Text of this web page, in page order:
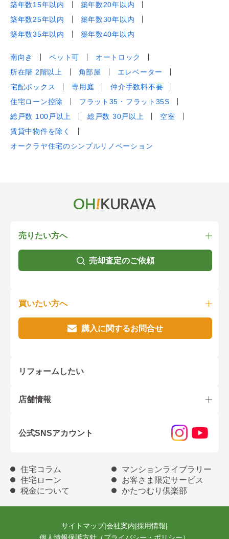
築年数15年以内
築年数20年以内
築年数25年以内
築年数30年以内
築年数35年以内
築年数40年以内
南向き ペット可
オートロック
所在階 2階以上
角部屋
エレベーター
宅配ボックス
専用庭
仲介手数料不要
住宅ローン控除
フラット35・フラット35S
総戸数 100戸以上
総戸数 30戸以上
空室
賃貸中物件を除く
オークラヤ住宅のシンプルリノベーション
売りたい方へ
売却査定のご依頼
買いたい方へ
購入に関するお問合せ
リフォームしたい
店舗情報
公式SNSアカウント
住宅コラム
マンションライブラリー
住宅ローン
お客さま限定サービス
税金について
かたつむり倶楽部
サイトマップ|会社案内|採用情報|
個人情報保護方針（プライバシー・ポリシー）